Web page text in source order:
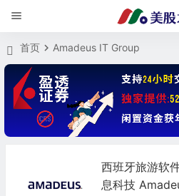
首页 Amadeus IT Group
西班牙旅游软
息科技